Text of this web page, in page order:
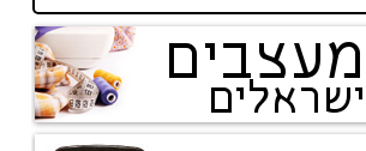
מעצבים
ישראלים